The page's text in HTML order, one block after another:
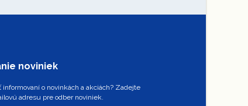
noviniek
informovaní o novinkách a akciách? Zadejte
adresu pre odber noviniek.